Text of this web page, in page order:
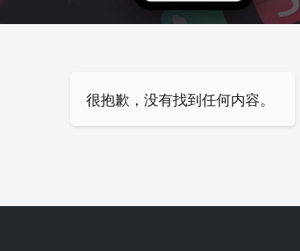
很抱歉，没有找到任何内容。